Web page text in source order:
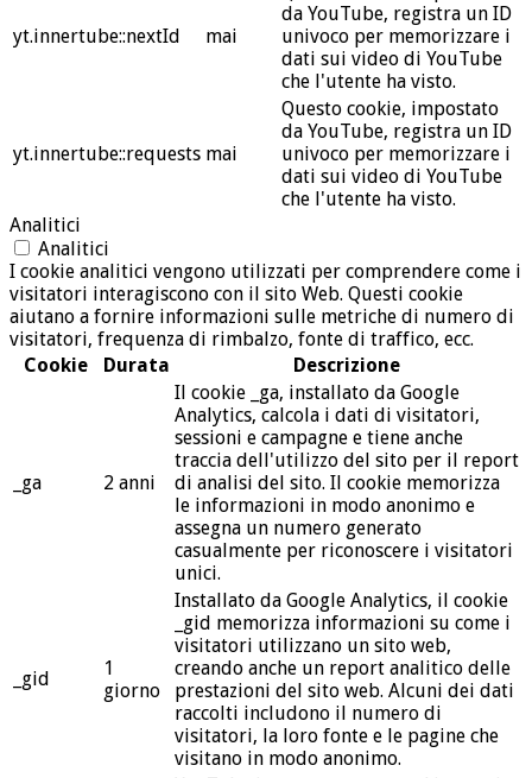
yt.innertube::nextId mai
da YouTube, registra un ID
univoco per memorizzare i
dati sui video di YouTube
che l'utente ha visto.
yt.innertube::requests mai
Questo cookie, impostato
da YouTube, registra un ID
univoco per memorizzare i
dati sui video di YouTube
che l'utente ha visto.
Analitici
Analitici
I cookie analitici vengono utilizzati per comprendere come i
visitatori interagiscono con il sito Web. Questi cookie
aiutano a fornire informazioni sulle metriche di numero di
visitatori, frequenza di rimbalzo, fonte di traffico, ecc.
Cookie
Durata Descrizione
_ga 2 anni
Il cookie _ga, installato da Google
Analytics, calcola i dati di visitatori,
sessioni e campagne e tiene anche
traccia dell'utilizzo del sito per il report
di analisi del sito. Il cookie memorizza
le informazioni in modo anonimo e
assegna un numero generato
casualmente per riconoscere i visitatori
unici.
_gid
1
giorno
Installato da Google Analytics, il cookie
_gid memorizza informazioni su come i
visitatori utilizzano un sito web,
creando anche un report analitico delle
prestazioni del sito web. Alcuni dei dati
raccolti includono il numero di
visitatori, la loro fonte e le pagine che
visitano in modo anonimo.